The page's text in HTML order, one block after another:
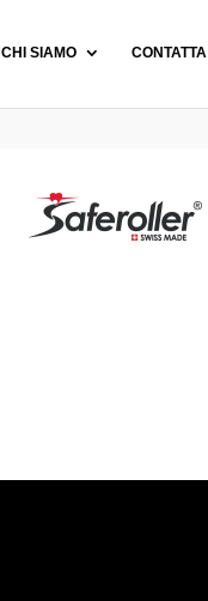
CHI SIAMO CONTATTA